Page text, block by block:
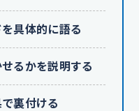
具体的に語る
るかを説明する
裏付ける